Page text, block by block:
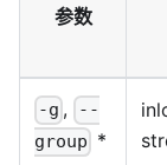
参数
-g ,
--
group *